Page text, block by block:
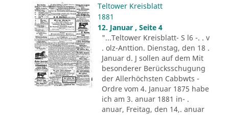
Teltower Kreisblatt
1881
12. Januar , Seite 4
"...Teltower Kreisblatt- S l6 -. . v
. olz-Anttion. Dienstag, den 18 .
Januar d. J sollen auf dem Mit
besonderer Berücksschugung
der Allerhöchsten Cabbwts -
Ordre vom 4. Januar 1875 habe
ich am 3. anuar 1881 in- .
anuar, Freitag, den 14,. anuar